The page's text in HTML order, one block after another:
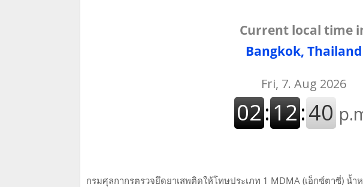
Current local time
Bangkok, Thailand
กรมศุลกากรตรวจยึดยาเสพติดให้โทษประเภท 1 MDMA (เอ็กซ์ตาซี่) น้